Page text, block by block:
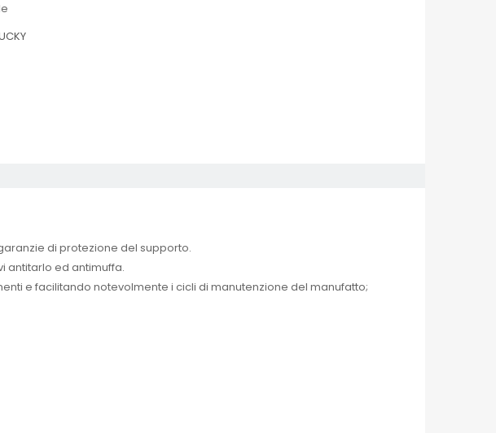
di protezione del supporto.
antitarlo ed antimuffa.
e facilitando notevolmente i cicli di manutenzione del manufatto;